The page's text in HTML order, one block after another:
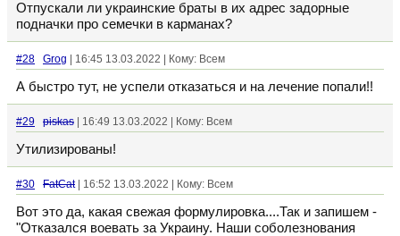
Отпускали ли украинские браты в их адрес задорные
подначки про семечки в карманах?
#28 Grog | 16:45 13.03.2022 | Кому: Всем
А быстро тут, не успели отказаться и на лечение попали!!
#29 piskas | 16:49 13.03.2022 | Кому: Всем
Утилизированы!
#30 FatCat| 16:52 13.03.2022 | Кому: Всем
Вот это да, какая свежая формулировка....Так и запишем -
"Отказался воевать за Украину. Наши соболезнования